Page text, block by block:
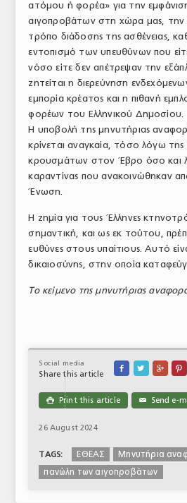
ΕΛΛΗΝΙΚΗ ΝΟΜΟΘΕΣΙΑ
ΕΥΡΩΠΑΪΚΗ ΝΟΜΟΘΕΣΙΑ
ΤΟ ΠΕΡΙΟΔΙΚΟ
Profile
ΑΡΧΕΙΟ ΤΕΥΧΩΝ
ΣΥΝΕΔΡΙΟ ΚΡΕΑΤΟΣ
ατόμου ή φορέα» για την
αιγοπροβάτων στη χώρα μας, την
τρόπο διάδοσης της ασθένειας,
εντοπισμό των υπευθύνων που
νόσο είτε δεν απέτρεψαν την
ζητείται η διερεύνηση
εμπορία κρέατος και η πιθανή
φορέων του Ελληνικού Δημοσίου.
Η υποβολή της μηνυτήριας
κρίνεται αναγκαία, τόσο λόγω
κρουσμάτων στον Έβρο όσο και
καραντίνας που ανακοινώθηκαν
Ένωση.
Η ζημία για τους Έλληνες
σημαντική, και ως εκ τούτου,
ευθύνες στους υπαίτιους. Αυτό
δικαιοσύνης, στην οποία
Το κείμενο της μηνυτήριας
Social media
Share this article
   
 Print this article ✉ Send e-
26 August 2024
TAGS: ΕΘΕΑΣ
Μηνυτήρια
πανώλη των αιγοπροβάτων